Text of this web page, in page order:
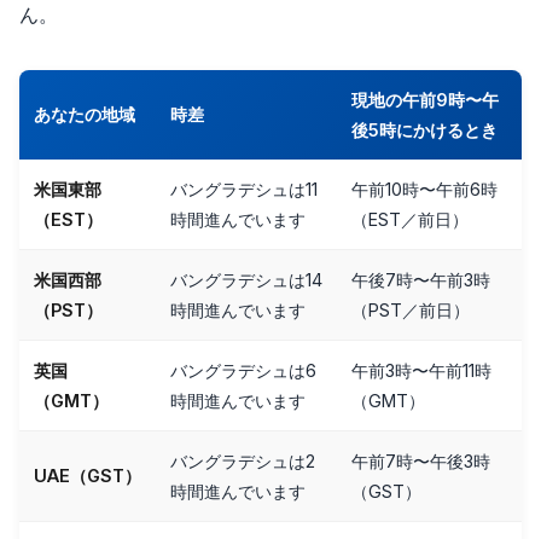
ん。
あなたの地域 時差
現地の午前9時〜午
後5時にかけるとき
米国東部
（EST）
バングラデシュは11
時間進んでいます
午前10時〜午前6時
（EST／前日）
米国西部
（PST）
バングラデシュは14
時間進んでいます
午後7時〜午前3時
（PST／前日）
英国
（GMT）
バングラデシュは6
時間進んでいます
午前3時〜午前11時
（GMT）
UAE（GST）
バングラデシュは2
時間進んでいます
午前7時〜午後3時
（GST）